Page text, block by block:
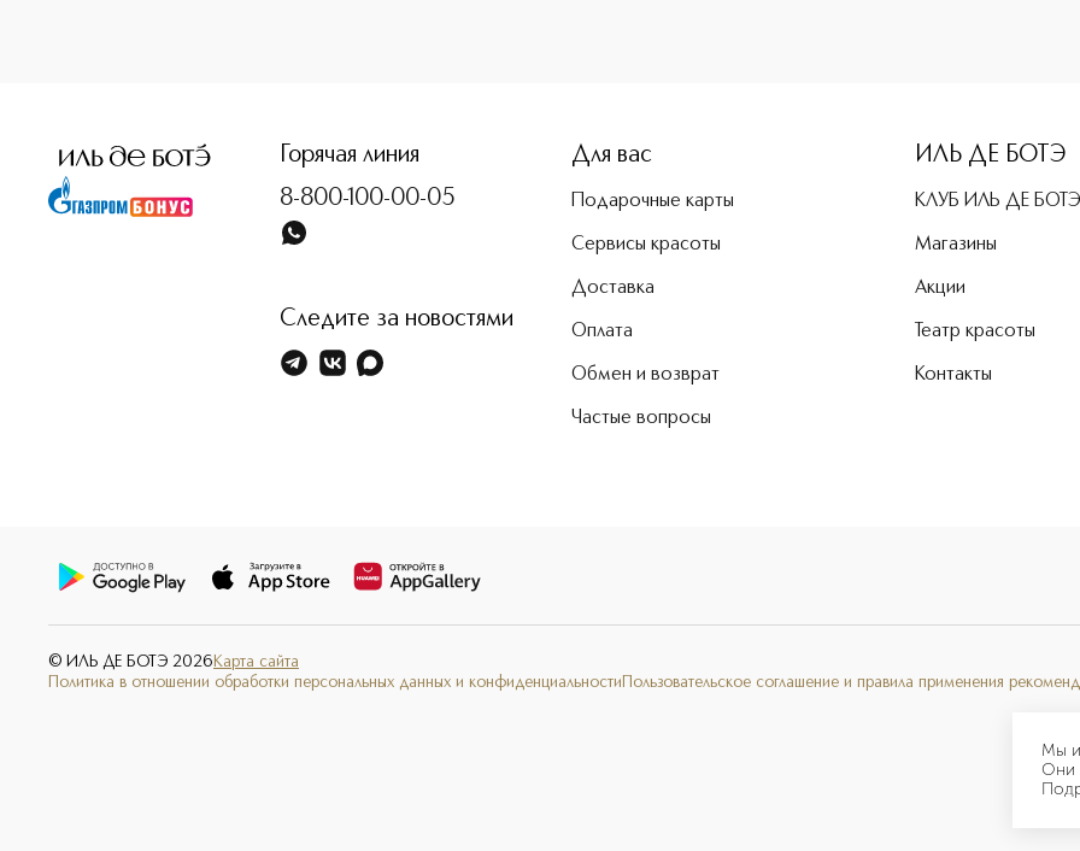
Мы
Они
Горячая линия
8-800-100-00-05
Следите за новостями
Для вас
Подарочные карты
Сервисы красоты
Доставка
Оплата
Обмен и возврат
Частые вопросы
ИЛЬ ДЕ БОТЭ
КЛУБ ИЛЬ ДЕ БОТЭ
Магазины
Акции
Театр красоты
Контакты
© ИЛЬ ДЕ БОТЭ 2026 Карта сайта
Политика в отношении обработки персональных данных и конфиденциальности Пользовательское соглашение и правила применения